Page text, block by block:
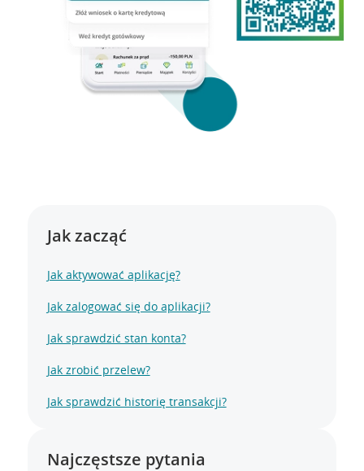
Jak zacząć
Jak aktywować aplikację?
Jak zalogować się do aplikacji?
Jak sprawdzić stan konta?
Jak zrobić przelew?
Jak sprawdzić historię transakcji?
Najczęstsze pytania